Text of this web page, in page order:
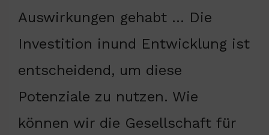
Auswirkungen gehabt … Die
Investition inund Entwicklung ist
entscheidend, um diese
Potenziale zu nutzen. Wie
können wir die Gesellschaft für